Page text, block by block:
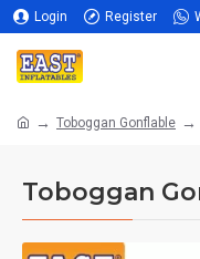
Login Register
Toboggan Gonflable
Toboggan